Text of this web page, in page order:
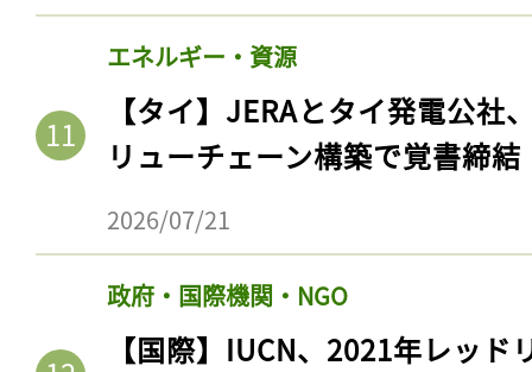
エネルギー・資源
【タイ】JERAとタイ発電公社
リューチェーン構築で覚書締結
2026/07/21
政府・国際機関・NGO
【国際】IUCN、2021年レッ